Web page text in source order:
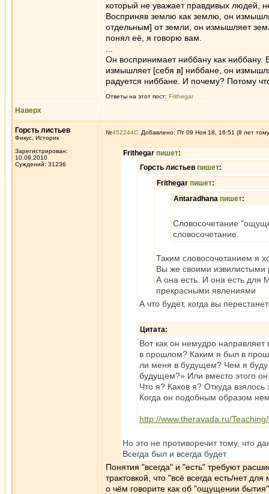
который не уважает правдивых людей,
Восприняв землю как землю, он
отдельным] от земли, он измышляет
понял её, я говорю вам.
Он воспринимает ниббану как ниббану.
измышляет [себя в] ниббане, он
радуется ниббане. И почему? Потому
Ответы на этот пост: Frithegar
Наверх
Горсть листьев
Фикус, Историк
Зарегистрирован:
10.09.2010
Суждений: 31236
№452244 Добавлено: Пт 09 Ноя 18, 16:51 (8 лет
Frithegar пишет:
Горсть листьев пишет:
Frithegar пишет:
Antaradhana пишет:
Словосочетание
словосочетание.
Таким словосочетанием я
Вы же своими
А она есть. И она есть для
прекрасными явлениями
А что будет, когда вы
Цитата:
Вот как он немудро
в прошлом? Каким я был в
ли меня в будущем? Чем я
будущем?» Или вместо этого
Что я? Каков я? Откуда
Когда он подобным образом
http://www.theravada.ru/
Но это не противоречит тому, что
Всегда был и всегда будет
Понятия "всегда" и "есть" требуют
трактовкой, что "всё всегда есть/нет
о чём говорите как об "ощущении